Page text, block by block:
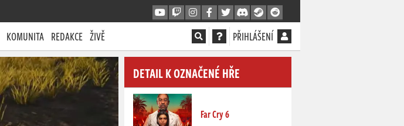
KOMUNITA REDAKCE ŽIVĚ PŘIHLÁŠENÍ
DETAIL K OZNAČENÉ HŘE
Far Cry 6